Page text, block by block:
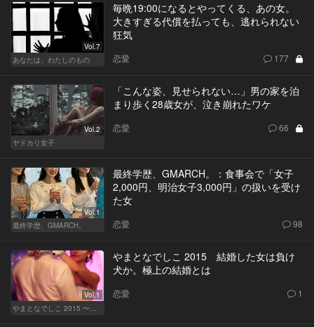
Vol.7
あなたは、わたしのもの
毎晩19:00になるとやってくる、あの女。
大きすぎる代償を払っても、逃れられない
狂気
恋愛 177
Vol.2
ヤドカリ女子
「こんな姿、見せられない…」男の家を泊
まり歩く28歳女が、泣き崩れたワケ
恋愛 66
Vol.1
最終学歴、GMARCH。
最終学歴、GMARCH。：食事会で「女子
2,000円、明治女子3,000円」の扱いを受け
た女
恋愛 98
Vol.1
やまとなでしこ 2015 〜極上の結婚〜
やまとなでしこ 2015 結婚した女は負け
犬か。極上の結婚とは
恋愛 1